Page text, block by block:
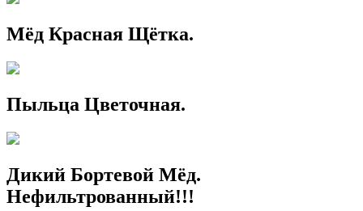
Мёд Красная Щётка.
Пыльца Цветочная.
Дикий Бортевой Мёд.
Нефильтрованный!!!